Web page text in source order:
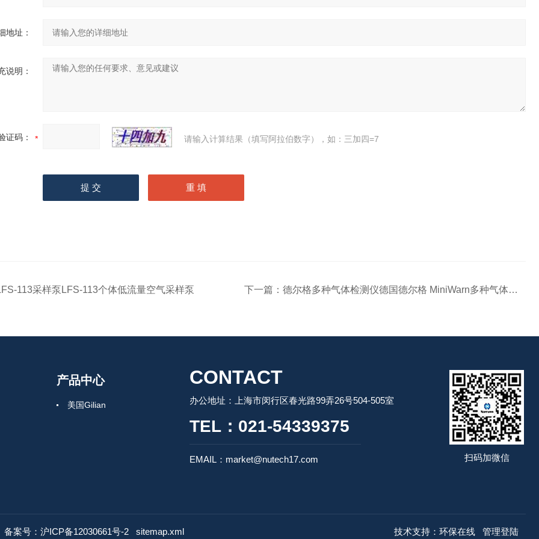
地址：
说明：
证码： 请输入计算结果（填写阿拉伯数字），如：三加四=7
113采样泵LFS-113个体低流量空气采样泵 下一篇：德尔格多种气体检测仪德国德尔格 MiniWarn多种气体检测仪
产品中心
美国Gilian
CONTACT
办公地址：上海市闵行区春光路99弄26号504-505室
TEL：021-54339375
EMAIL：market@nutech17.com 扫码加微信
备案号：沪ICP备12030661号-2 sitemap.xml 技术支持： 环保在线 管理登陆